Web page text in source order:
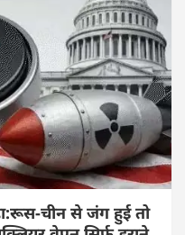
चीन से जंग हुई तो